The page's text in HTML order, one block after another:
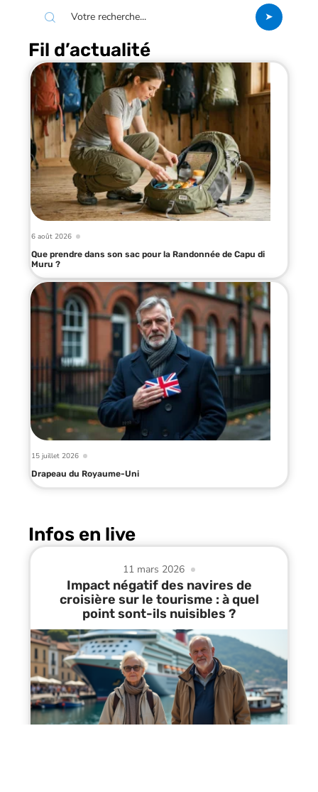
Fil d’actualité
6 août 2026
Que prendre dans son sac pour la Randonnée de Capu di
Muru ?
15 juillet 2026
Drapeau du Royaume-Uni
Infos en live
11 mars 2026
Impact négatif des navires de
croisière sur le tourisme : à quel
point sont-ils nuisibles ?